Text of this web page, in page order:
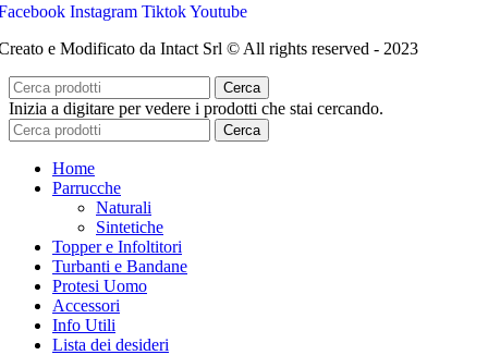
Instagram TiktokYoutube
e Modificato da Intact Srl © All rights reserved - 2023
Cerca
Inizia a digitare per vedere i prodotti che stai cercando.
Cerca
Home
Parrucche
Naturali
Sintetiche
Topper e Infoltitori
Turbanti e Bandane
Protesi Uomo
Accessori
Info Utili
Lista dei desideri